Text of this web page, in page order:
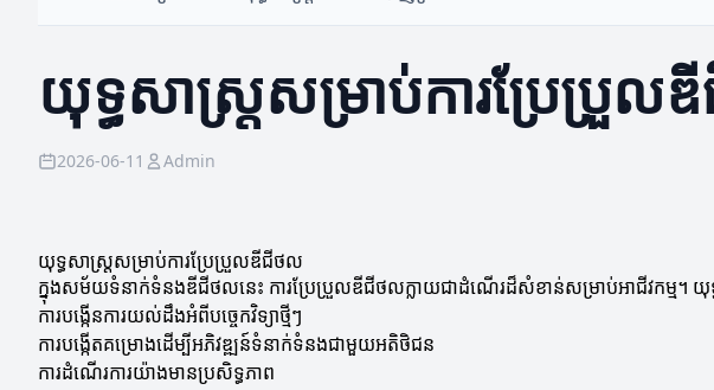
យុទ្ធសាស្ត្រសម្រាប់ការប្រែប្រួ
2026-06-11 Admin
យុទ្ធសាស្ត្រសម្រាប់ការប្រែប្រួលឌីជីថល
ក្នុងសម័យទំនាក់ទំនងឌីជីថលនេះ ការប្រែប្រួលឌីជីថលក្លាយជាដំណើរដ៏សំខាន់សម្រាប់អាជីវកម្ម។ យុទ្ធ
ការបង្កើនការយល់ដឹងអំពីបច្ចេកវិទ្យាថ្មីៗ
ការបង្កើតគម្រោងដើម្បីអភិវឌ្ឍន៍ទំនាក់ទំនងជាមួយអតិថិជន
ការដំណើរការយ៉ាងមានប្រសិទ្ធភាព